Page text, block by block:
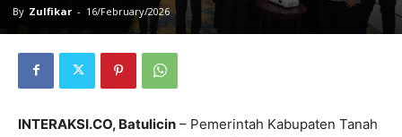
By Zulfikar - 16/February/2026
INTERAKSI.CO, Batulicin – Pemerintah Kabupaten Tanah